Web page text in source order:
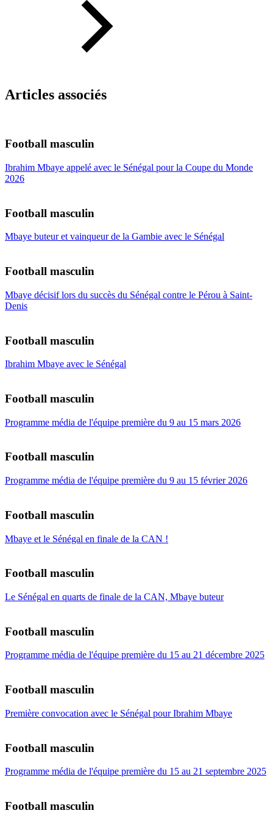
Articles associés
Football masculin
Ibrahim Mbaye appelé avec le Sénégal pour la Coupe du Monde
2026
Football masculin
Mbaye buteur et vainqueur de la Gambie avec le Sénégal
Football masculin
Mbaye décisif lors du succès du Sénégal contre le Pérou à Saint-
Denis
Football masculin
Ibrahim Mbaye avec le Sénégal
Football masculin
Programme média de l'équipe première du 9 au 15 mars 2026
Football masculin
Programme média de l'équipe première du 9 au 15 février 2026
Football masculin
Mbaye et le Sénégal en finale de la CAN !
Football masculin
Le Sénégal en quarts de finale de la CAN, Mbaye buteur
Football masculin
Programme média de l'équipe première du 15 au 21 décembre 2025
Football masculin
Première convocation avec le Sénégal pour Ibrahim Mbaye
Football masculin
Programme média de l'équipe première du 15 au 21 septembre 2025
Football masculin